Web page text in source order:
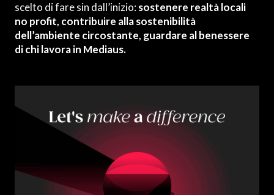
scelto di fare sin dall’inizio:sostenere realtà locali
no profit, contribuire alla sostenibilità
dell’ambiente circostante, guardare al benessere
di chi lavora in Mediaus.